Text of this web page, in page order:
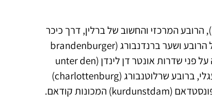
המסלול של אוטובוס התיירים עובר בין היתר ברובע מיטה (mitte), הרובע המרכזי והחשוב של ברלין, דרך כיכר
אלכסנדרפלאץ (alexanderplatz) שממוקמת בחלק המזרחי של הרובע ושער ברנדנבורג (brandenburger
tor) הנמצא בחלק המערבי של הרובע. בין היתר הוא נוסע במיטה על פני שדרות אונטר דן לינדן (unter den
linden) המפורסמות. עוד עובר האוטובוס – שמסלולו סיבובי ומעגלי, ברובע שרלוטנבורג (charlottenburg)